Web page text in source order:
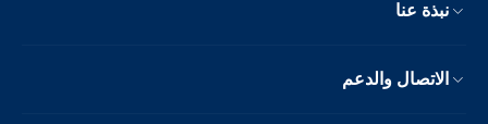
نبذة عنا
الاتصال والدعم